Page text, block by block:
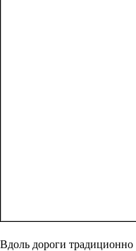
Вдоль дороги традиционно